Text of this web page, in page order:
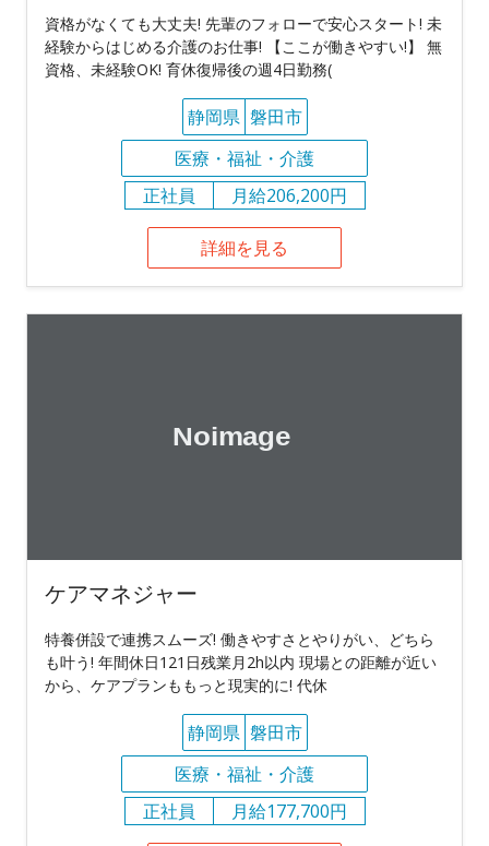
資格がなくても大丈夫! 先輩のフォローで安心スタート! 未
経験からはじめる介護のお仕事! 【ここが働きやすい!】 無
資格、未経験OK! 育休復帰後の週4日勤務(
静岡県 磐田市
医療・福祉・介護
正社員
月給206,200円
詳細を見る
ケアマネジャー
特養併設で連携スムーズ! 働きやすさとやりがい、どちら
も叶う! 年間休日121日残業月2h以内 現場との距離が近い
から、ケアプランももっと現実的に! 代休
静岡県 磐田市
医療・福祉・介護
正社員
月給177,700円